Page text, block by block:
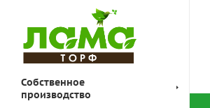
Собственное
производство